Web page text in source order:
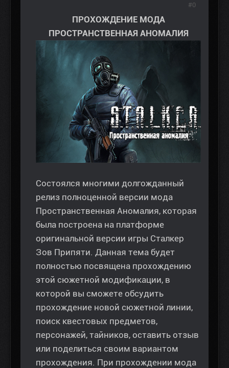
ПРОХОЖДЕНИЕ МОДА
ПРОСТРАНСТВЕННАЯ АНОМАЛИЯ
Состоялся многими долгожданный
релиз полноценной версии мода
Пространственная Аномалия, которая
была построена на платформе
оригинальной версии игры Сталкер
Зов Припяти. Данная тема будет
полностью посвящена прохождению
этой сюжетной модификации, в
которой вы сможете обсудить
прохождение новой сюжетной линии,
поиск квестовых предметов,
персонажей, тайников, оставить отзыв
или поделиться своим вариантом
прохождения. При прохождении мода
#0